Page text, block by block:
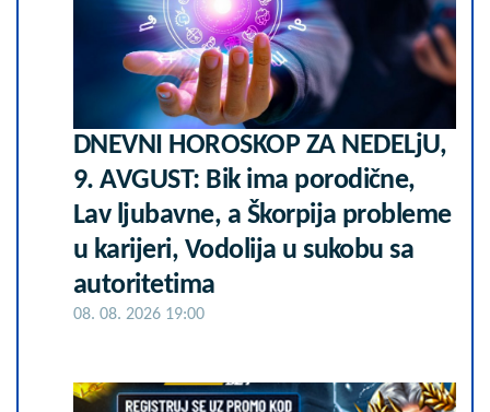
DNEVNI HOROSKOP ZA NEDELjU,
9. AVGUST: Bik ima porodične,
Lav ljubavne, a Škorpija probleme
u karijeri, Vodolija u sukobu sa
autoritetima
08. 08. 2026 19:00